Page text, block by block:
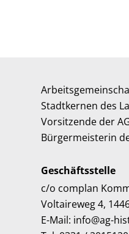
Stadtkernen des
Vorsitzende der
Bürgermeisterin
Geschäftsstelle
c/o complan
Voltaireweg 4,
E-Mail: info@ag-